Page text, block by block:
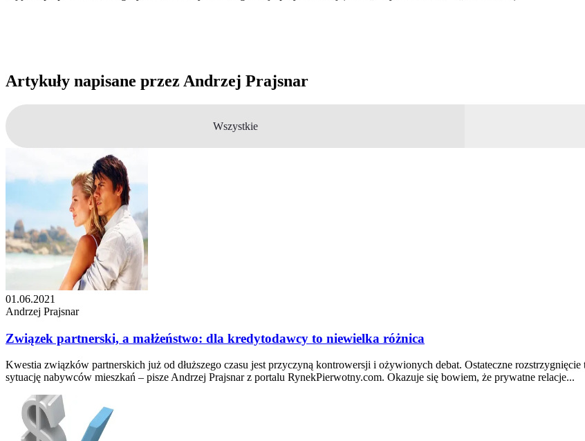
Artykuły napisane przez Andrzej Prajsnar
Wszystkie
01.06.2021
Andrzej Prajsnar
Związek partnerski, a małżeństwo: dla kredytodawcy to niewielka różnica
Kwestia związków partnerskich już od dłuższego czasu jest przyczyną kontrowersji i ożywionych debat. Ostateczne
sytuację nabywców mieszkań – pisze Andrzej Prajsnar z portalu RynekPierwotny.com. Okazuje się bowiem, że prywatne relacje...